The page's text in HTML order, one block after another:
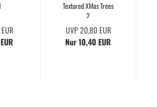
Textured XMas Trees
2
UVP 20,80 EUR
Nur 10,40 EUR